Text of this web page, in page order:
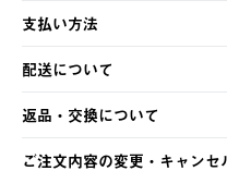
支払い方法
以下のいずれかの方法でお支
・クレジットカード決済
・コンビニ決済
・Pay-easy決済
配送について
【発送スケジュール】
ご注文・ご入金完了より2営
土日祝の発送はございません
返品・交換について
※お客様都合の場合
ご注文内容の変更・キャンセ